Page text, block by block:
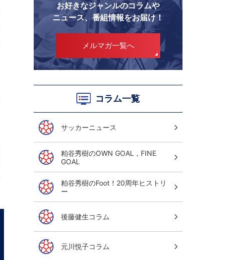
お好きなジャンルのコラムや
ニュース、番組情報をお届け！
メルマガ一覧へ
コラム一覧
サッカーニュース
粕谷秀樹のOWN GOAL，FINE
GOAL
粕谷秀樹のFoot！20周年ヒストリ
ー
後藤健生コラム
元川悦子コラム